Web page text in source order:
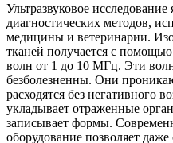
Ультразвуковое
диагностических методов,
медицины и ветеринарии.
тканей получается с
волн от 1 до 10 МГц. Эти
безболезненны. Они
расходятся без негативного
укладывает отраженные
записывает формы.
оборудование позволяет даже